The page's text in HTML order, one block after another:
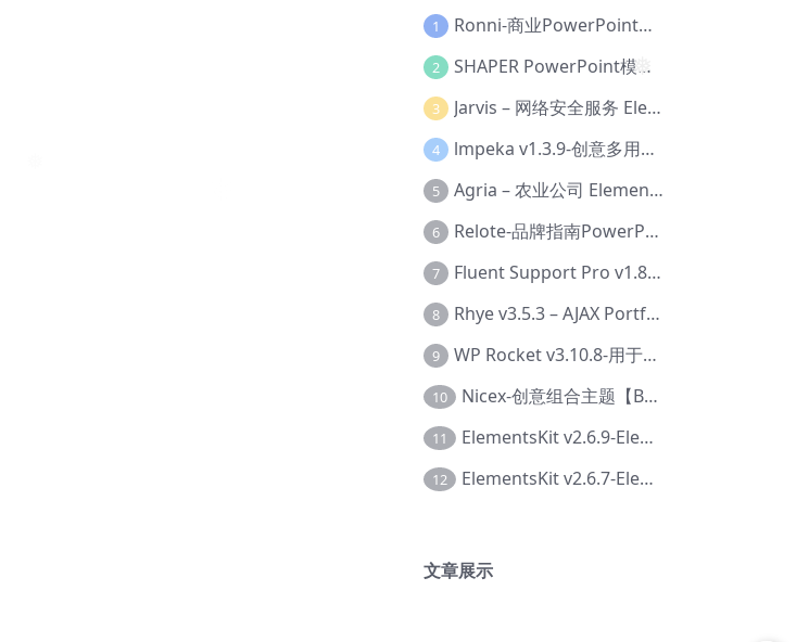
❅
1 Ronni-商业PowerPoint模板【Dc-0077】
2 SHAPER PowerPoint模板【Dc-0184】
3 Jarvis – 网络安全服务 Elementor 模板套件【Aa-0035】
4 lmpeka v1.3.9-创意多用途 WordPress 主题【Be-0064】
5 Agria – 农业公司 Elementor Pro 模板套件【Aa-0003】
6 Relote-品牌指南PowerPoint模板【Dc-0076】
7 Fluent Support Pro v1.8.1 – WordPress 支持票务系统【Cc-0041】
8 Rhye v3.5.3 – AJAX Portfolio WordPress 主题【Bi-0049】
9 WP Rocket v3.10.8-用于wordpress速度优化的缓存加速插件【Cd-0019】
10 Nicex-创意组合主题【Be-0092】
11 ElementsKit v2.6.9-Elementor插件【Ab-0161】
12 ElementsKit v2.6.7-Elementor插件【Ab-0162】
文章展示